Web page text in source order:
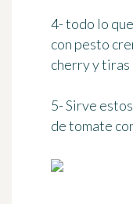
4- todo lo
con pesto
cherry y tiras
5- Sirve
de tomate